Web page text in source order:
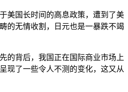
国长时间的高息政策，遭到了美
的无情收割，日元也是一暴跌不竭
背后，我国正在国际商业市场上
现了一些令人不测的变化，这又从